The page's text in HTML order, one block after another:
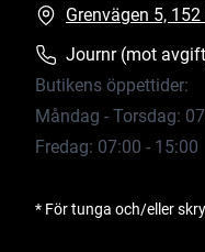
Grenvägen 5,
Journr (mot
Butikens öppettider:
Måndag - Torsdag:
Fredag: 07:00 - 15:00
* För tunga och/eller